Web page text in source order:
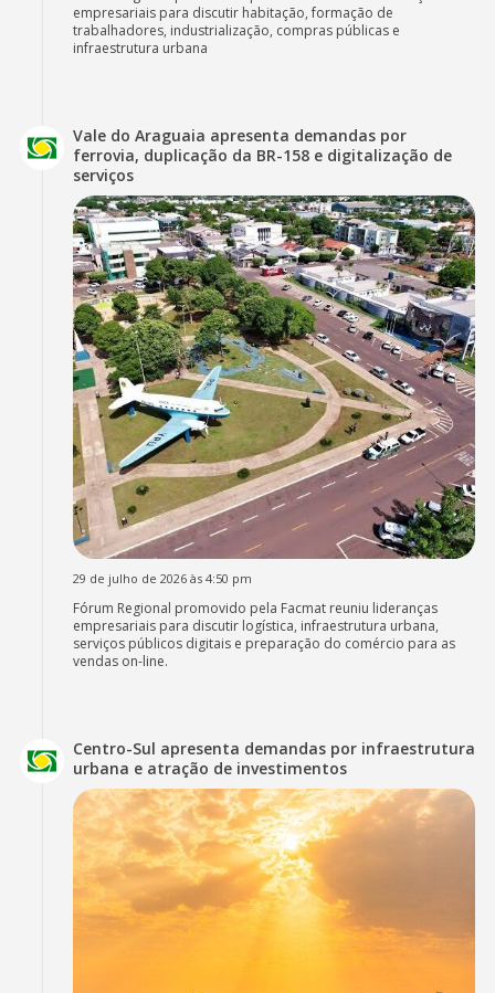
empresariais para discutir habitação, formação de
trabalhadores, industrialização, compras públicas e
infraestrutura urbana
Vale do Araguaia apresenta demandas por
ferrovia, duplicação da BR-158 e digitalização de
serviços
29 de julho de 2026 às 4:50 pm
Fórum Regional promovido pela Facmat reuniu lideranças
empresariais para discutir logística, infraestrutura urbana,
serviços públicos digitais e preparação do comércio para as
vendas on-line.
Centro-Sul apresenta demandas por infraestrutura
urbana e atração de investimentos